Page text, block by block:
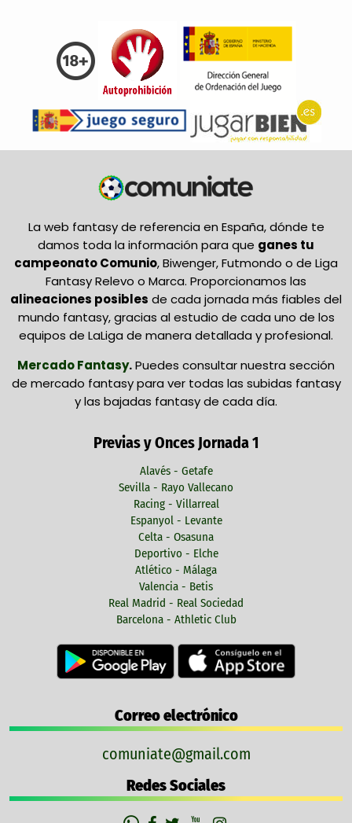
La web fantasy de referencia en España, dónde te
damos toda la información para que ganes tu
campeonato Comunio, Biwenger, Futmondo o de Liga
Fantasy Relevo o Marca. Proporcionamos las
alineaciones posibles de cada jornada más fiables del
mundo fantasy, gracias al estudio de cada uno de los
equipos de LaLiga de manera detallada y profesional.
Mercado Fantasy.Puedes consultar nuestra sección
de mercado fantasy para ver todas las subidas fantasy
y las bajadas fantasy de cada día.
Previas y Onces Jornada 1
Alavés - Getafe
Sevilla - Rayo Vallecano
Racing - Villarreal
Espanyol - Levante
Celta - Osasuna
Deportivo - Elche
Atlético - Málaga
Valencia - Betis
Real Madrid - Real Sociedad
Barcelona - Athletic Club
Correo electrónico
comuniate@gmail.com
Redes Sociales